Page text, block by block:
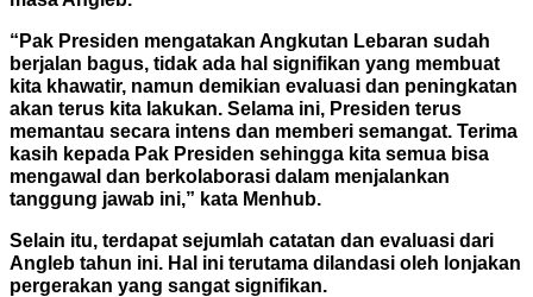
“Pak Presiden mengatakan Angkutan Lebaran sudah
berjalan bagus, tidak ada hal signifikan yang membuat
kita khawatir, namun demikian evaluasi dan peningkatan
akan terus kita lakukan. Selama ini, Presiden terus
memantau secara intens dan memberi semangat. Terima
kasih kepada Pak Presiden sehingga kita semua bisa
mengawal dan berkolaborasi dalam menjalankan
tanggung jawab ini,” kata Menhub.
Selain itu, terdapat sejumlah catatan dan evaluasi dari
Angleb tahun ini. Hal ini terutama dilandasi oleh lonjakan
pergerakan yang sangat signifikan.